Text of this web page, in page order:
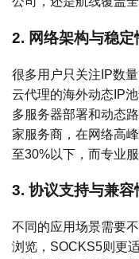
2. 网络架构与稳定
很多用户只关注IP数
云代理的海外动态IP
多服务器部署和动态
家服务商，在网络高
至30%以下，而专业
3. 协议支持与兼容
不同的应用场景需要
浏览，SOCKS5则更